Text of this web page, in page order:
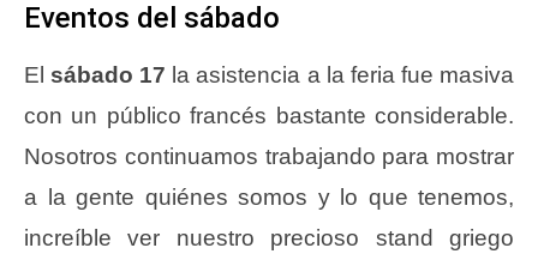
Eventos del sábado
El sábado 17 la asistencia a la feria fue masiva
con un público francés bastante considerable.
Nosotros continuamos trabajando para mostrar
a la gente quiénes somos y lo que tenemos,
increíble ver nuestro precioso stand griego